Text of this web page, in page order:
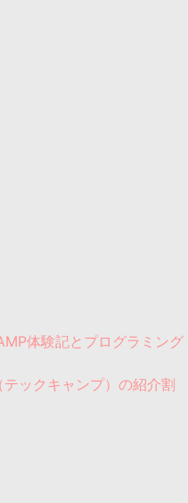
体験記とプログラミング
テックキャンプ）の紹介割